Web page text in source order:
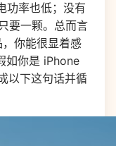
功率也低；没有
要一颗。总而言
你能很显着感
如你是 iPhone
以下这句话并循